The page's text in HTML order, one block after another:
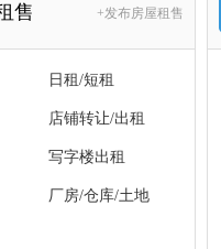
售 +发布房屋租售
日租/短租
店铺转让/出租
写字楼出租
厂房/仓库/土地